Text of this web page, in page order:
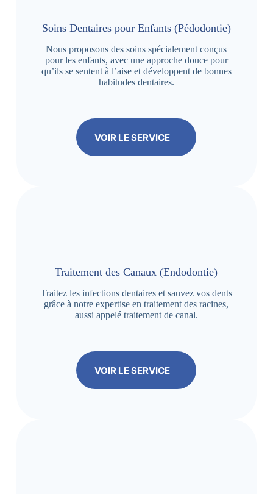
Soins Dentaires pour Enfants (Pédodontie)
Nous proposons des soins spécialement conçus
pour les enfants, avec une approche douce pour
qu’ils se sentent à l’aise et développent de bonnes
habitudes dentaires.
VOIR LE SERVICE
Traitement des Canaux (Endodontie)
Traitez les infections dentaires et sauvez vos dents
grâce à notre expertise en traitement des racines,
aussi appelé traitement de canal.
VOIR LE SERVICE